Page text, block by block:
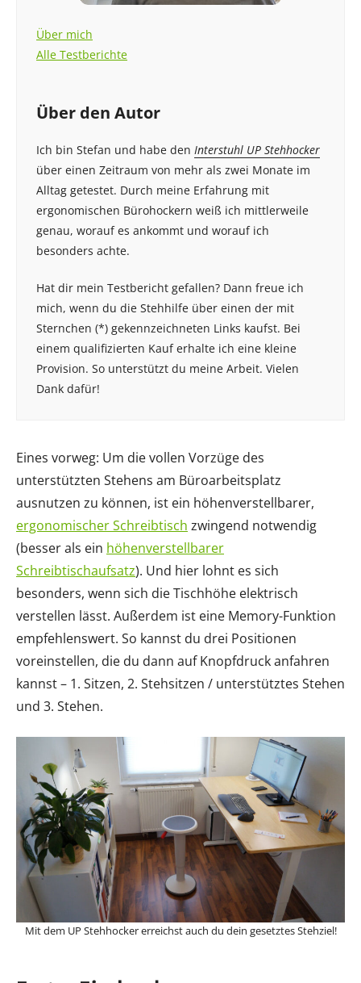
Über mich
Alle Testberichte
Über den Autor
Ich bin Stefan und habe den Interstuhl UP Stehhocker
über einen Zeitraum von mehr als zwei Monate im
Alltag getestet. Durch meine Erfahrung mit
ergonomischen Bürohockern weiß ich mittlerweile
genau, worauf es ankommt und worauf ich
besonders achte.
Hat dir mein Testbericht gefallen? Dann freue ich
mich, wenn du die Stehhilfe über einen der mit
Sternchen (*) gekennzeichneten Links kaufst. Bei
einem qualifizierten Kauf erhalte ich eine kleine
Provision. So unterstützt du meine Arbeit. Vielen
Dank dafür!
Eines vorweg: Um die vollen Vorzüge des
unterstützten Stehens am Büroarbeitsplatz
ausnutzen zu können, ist ein höhenverstellbarer,
ergonomischer Schreibtisch zwingend notwendig
(besser als ein höhenverstellbarer
Schreibtischaufsatz). Und hier lohnt es sich
besonders, wenn sich die Tischhöhe elektrisch
verstellen lässt. Außerdem ist eine Memory-Funktion
empfehlenswert. So kannst du drei Positionen
voreinstellen, die du dann auf Knopfdruck anfahren
kannst – 1. Sitzen, 2. Stehsitzen / unterstütztes Stehen
und 3. Stehen.
Mit dem UP Stehhocker erreichst auch du dein gesetztes Stehziel!